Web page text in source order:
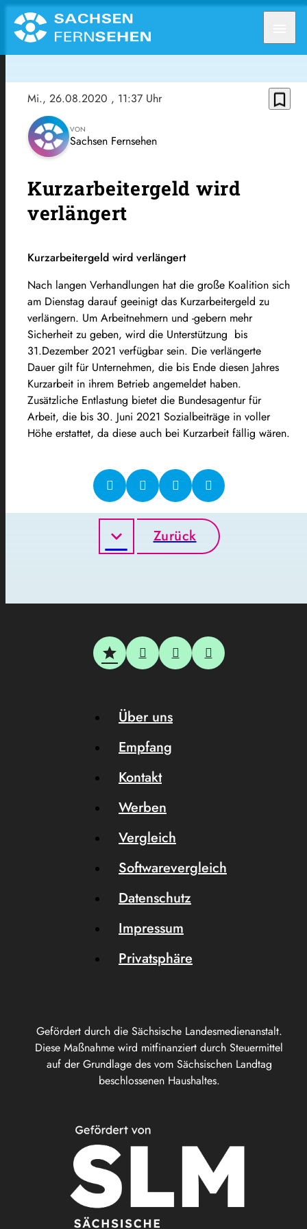
Mi., 26.08.2020 , 11:37 Uhr bookmark_border
VON
Sachsen Fernsehen
Kurzarbeitergeld wird
verlängert
Kurzarbeitergeld wird verlängert
Nach langen Verhandlungen hat die große Koalition sich
am Dienstag darauf geeinigt das Kurzarbeitergeld zu
verlängern. Um Arbeitnehmern und -gebern mehr
Sicherheit zu geben, wird die Unterstützung bis
31.Dezember 2021 verfügbar sein. Die verlängerte
Dauer gilt für Unternehmen, die bis Ende diesen Jahres
Kurzarbeit in ihrem Betrieb angemeldet haben.
Zusätzliche Entlastung bietet die Bundesagentur für
Arbeit, die bis 30. Juni 2021 Sozialbeiträge in voller
Höhe erstattet, da diese auch bei Kurzarbeit fällig wären.
Zurück
Gefördert durch die Sächsische Landesmedienanstalt.
Diese Maßnahme wird mitfinanziert durch Steuermittel
auf der Grundlage des vom Sächsischen Landtag
beschlossenen Haushaltes.
Über uns
Empfang
Kontakt
Werben
Vergleich
Softwarevergleich
Datenschutz
Impressum
Privatsphäre